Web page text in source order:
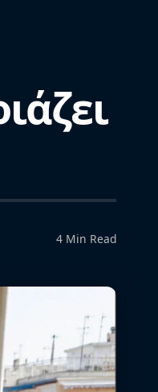
4 Min Read